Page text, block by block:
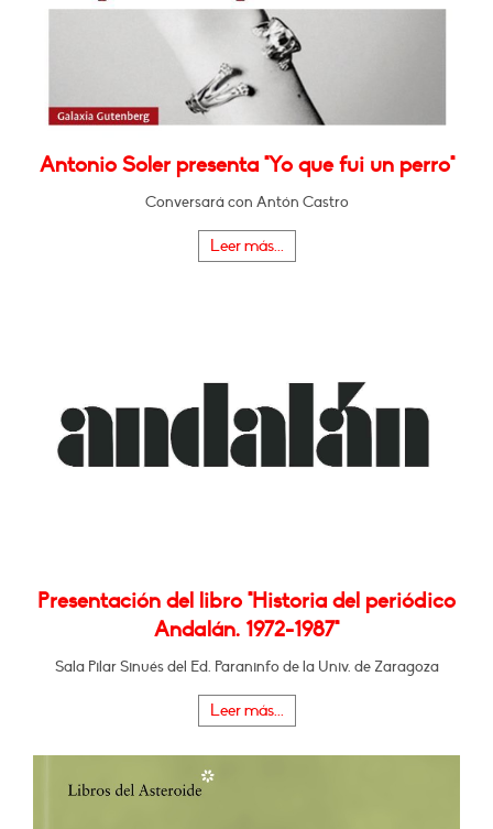
Antonio Soler presenta "Yo que fui un perro"
Conversará con Antón Castro
Leer más...
Presentación del libro "Historia del periódico
Andalán. 1972-1987"
Sala Pilar Sinués del Ed. Paraninfo de la Univ. de Zaragoza
Leer más...